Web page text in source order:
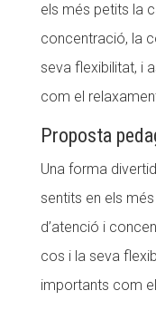
els més petits la
concentració, la
seva flexibilitat, i
com el
Proposta
Una forma
sentits en els
d’atenció i
cos i la seva
importants com
L'equip
Els comptes clars
Memòria d'activitats
Proposta educativa
ACTUALITAT
Butlletins